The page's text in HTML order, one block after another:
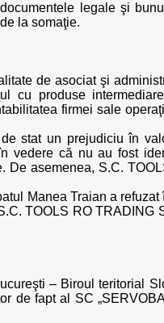
legale şi
la somaţie.
de asociat şi
cu produse
firmei sale
stat un prejudiciu în
vedere că nu au fost
asemenea, S.C.
Manea Traian a
TOOLS RO TRADING
– Biroul teritorial
de fapt al SC